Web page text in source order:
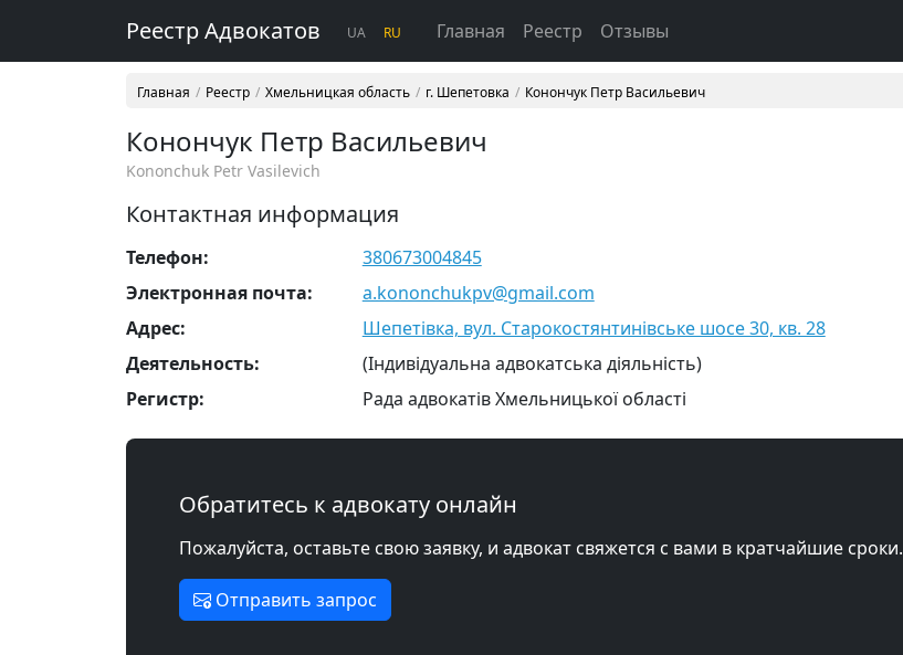
Реестр Адвокатов UA RU Главная Реестр Отзывы
Главная Реестр Хмельницкая область г. Шепетовка Конончук Петр Васильевич
Конончук Петр Васильевич
Kononchuk Petr Vasilevich
Контактная информация
Телефон:
380673004845
Электронная почта:
a.kononchukpv@gmail.com
Адрес:
Шепетівка, вул. Старокостянтинівське шосе 30, кв. 28
Деятельность:
(Індивідуальна адвокатська діяльність)
Регистр:
Рада адвокатів Хмельницької області
Обратитесь к адвокату онлайн
Пожалуйста, оставьте свою заявку, и адвокат свяжется с вами в кратчайшие сроки.
Отправить запрос